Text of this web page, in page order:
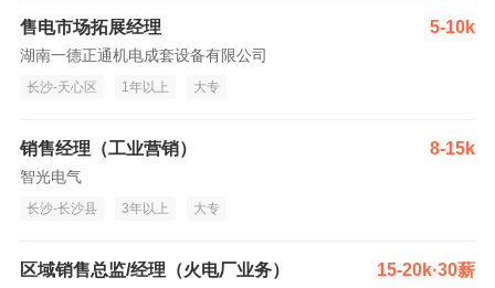
售电市场拓展经理 5-10k
湖南一德正通机电成套设备有限公司
长沙-天心区 1年以上 大专
销售经理（工业营销） 8-15k
智光电气
长沙-长沙县 3年以上 大专
区域销售总监/经理（火电厂业务） 15-20k·30薪